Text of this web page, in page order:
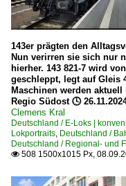
Rodleben
Roßlau (Elbe) -
Rostock Hbf
Rotenburg
Roth
Salzwedel
Sangerhausen
Stadt Wehlen
143er prägten den
Nun verirren sie sich nur
hierher. 143 821-7 wird
geschleppt, legt auf Gleis
Maschinen werden
Regio Südost 🕓
Clemens Kral
Deutschland / E-Loks |
Lokportraits, Deutschland /
Deutschland / Regional- und
 508 1500x1015 Px,